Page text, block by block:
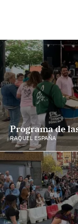
Programa de
RAQUEL ESPAÑA